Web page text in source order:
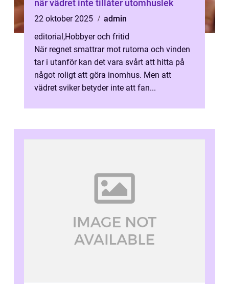
när vädret inte tillåter utomhuslek
22 oktober 2025
admin
editorial,Hobbyer och fritid
När regnet smattrar mot rutorna och vinden
tar i utanför kan det vara svårt att hitta på
något roligt att göra inomhus. Men att
vädret sviker betyder inte att fan...